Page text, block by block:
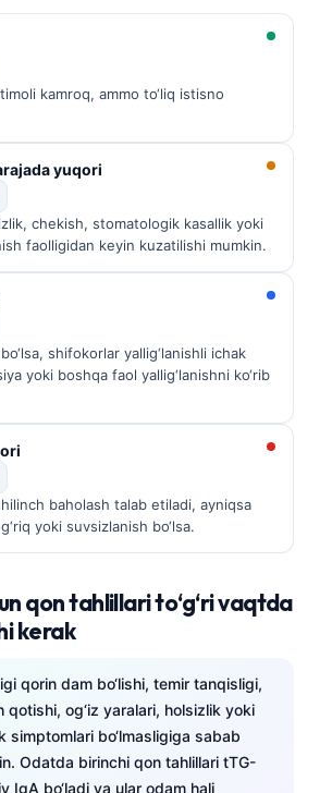
kamroq, ammo to‘liq istisno
yuqori
chekish, stomatologik kasallik yoki
faolligidan keyin kuzatilishi mumkin.
shifokorlar yallig‘lanishli ichak
yoki boshqa faol yallig‘lanishni ko‘rib
baholash talab etiladi, ayniqsa
yoki suvsizlanish bo‘lsa.
qon tahlillari to‘g‘ri vaqtda
kerak
qorin dam bo‘lishi, temir tanqisligi,
qotishi, og‘iz yaralari, holsizlik yoki
simptomlari bo‘lmasligiga sabab
Odatda birinchi qon tahlillari tTG-
IgA bo‘ladi va ular odam hali
мова